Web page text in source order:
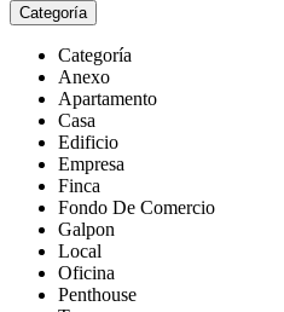
Categoría
Categoría
Anexo
Apartamento
Casa
Edificio
Empresa
Finca
Fondo De Comercio
Galpon
Local
Oficina
Penthouse